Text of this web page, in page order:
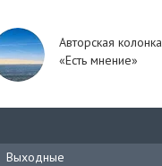
Авторская колонка
«Есть мнение»
Выходные